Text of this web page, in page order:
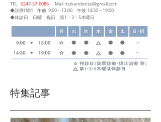
​TEL 0247‐57‐6086 Mail kobaridental@gmail.com
◆診療時間 午前 9:00～13:00 午後 14:30～19:00
◆休診日 日曜・祝日 第1・3・5木曜日
特集記事